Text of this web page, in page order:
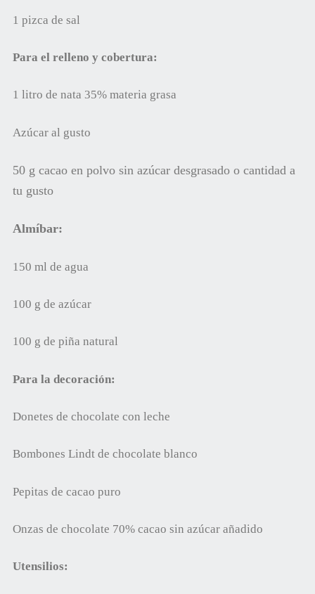
1 pizca de sal
Para el relleno y cobertura:
1 litro de nata 35% materia grasa
Azúcar al gusto
50 g cacao en polvo sin azúcar desgrasado o cantidad a
tu gusto
Almíbar:
150 ml de agua
100 g de azúcar
100 g de piña natural
Para la decoración:
Donetes de chocolate con leche
Bombones Lindt de chocolate blanco
Pepitas de cacao puro
Onzas de chocolate 70% cacao sin azúcar añadido
Utensilios: